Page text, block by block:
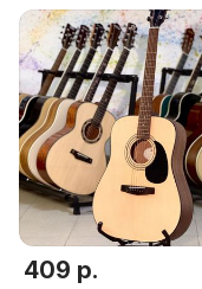
409 р.